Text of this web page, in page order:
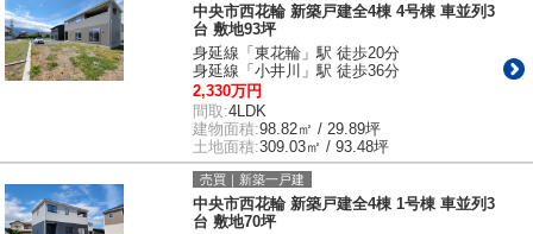
中央市西花輪 新築戸建全4棟 4号棟 車並列3
台 敷地93坪
身延線「東花輪」駅 徒歩20分
身延線「小井川」駅 徒歩36分
2,330万円
間取:4LDK
建物面積:98.82㎡ / 29.89坪
土地面積:309.03㎡ / 93.48坪
売買｜新築一戸建
中央市西花輪 新築戸建全4棟 1号棟 車並列3
台 敷地70坪